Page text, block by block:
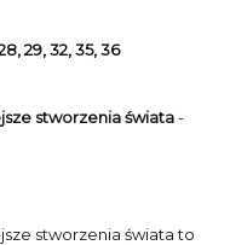
28, 29, 32, 35, 36
stworzenia świata-
stworzenia świata to